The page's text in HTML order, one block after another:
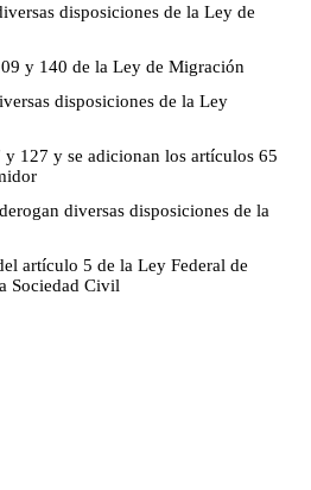
disposiciones de la Ley de
y 140 de la Ley de Migración
disposiciones de la Ley
127 y se adicionan los artículos 65
diversas disposiciones de la
artículo 5 de la Ley Federal de
Sociedad Civil